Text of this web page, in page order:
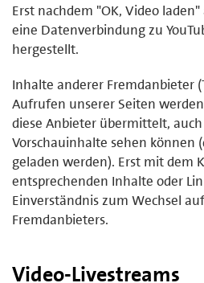
Erst nachdem "OK, Video
eine Datenverbindung zu
hergestellt.
Inhalte anderer Fremdanbieter
Aufrufen unserer Seiten
diese Anbieter übermittelt,
Vorschauinhalte sehen können
geladen werden). Erst mit dem
entsprechenden Inhalte oder
Einverständnis zum Wechsel
Fremdanbieters.
Video-Livestreams